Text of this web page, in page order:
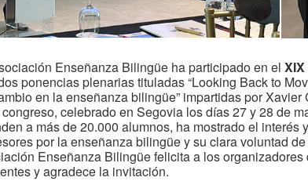
Enseñanza Bilingüe ha participado en el
ponencias plenarias tituladas “Looking Back to
en la enseñanza bilingüe” impartidas por
celebrado en Segovia los días 27 y 28 de
a más de 20.000 alumnos, ha mostrado el
por la enseñanza bilingüe y su clara voluntad
Enseñanza Bilingüe felicita a los
y agradece la invitación.